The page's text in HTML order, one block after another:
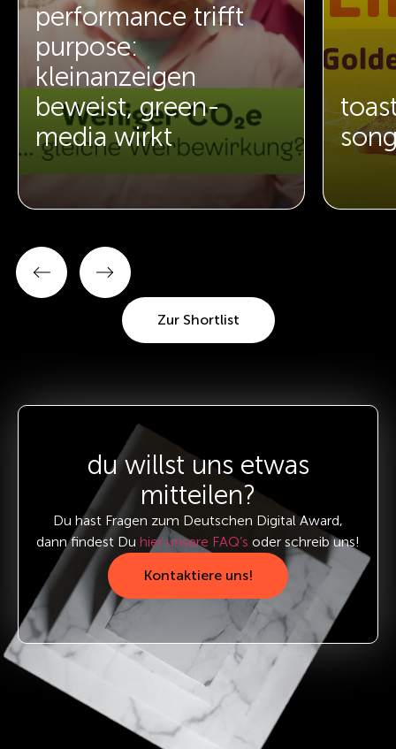
performance trifft
purpose:
kleinanzeigen
beweist, green-
media wirkt
Zur Shortlist
du willst uns etwas
mitteilen?
Du hast Fragen zum Deutschen Digital Award,
dann findest Du hier unsere FAQ’s oder schreib uns!
Kontaktiere uns!